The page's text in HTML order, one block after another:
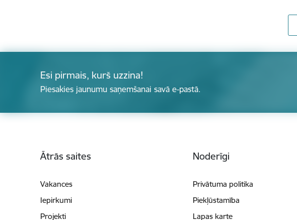
Esi pirmais, kurš uzzina!
Piesakies jaunumu saņemšanai savā e-pastā.
Ātrās saites
Vakances
Iepirkumi
Projekti
Noderīgi
Privātuma politika
Piekļūstamība
Lapas karte